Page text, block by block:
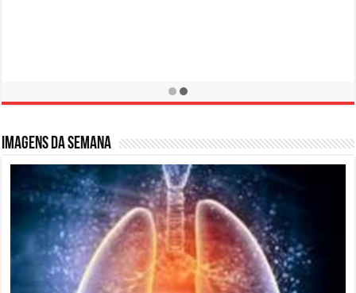
Imagens da semana